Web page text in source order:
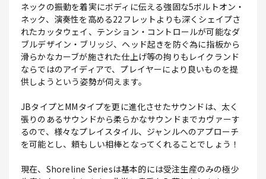
ネックの振動を着実にボディに伝える強固な5ボルトオン・
ネック、演奏性を高める22フレットよりも深くシェイプさ
れたカッタウェイ、テンション・コントロールが可能なダ
ブルデザイン・ブリッジ、ヘッド起きを防ぐ為に指板から
滑らかなカーブが施された仕上げ等の拘りもレイクランド
ならではのアイディアで、プレイヤーにより良いものを提
供しようという姿勢が伺えます。
JBタイプとMMタイプを更に進化させたサウンドは、太く
張りのあるサウンドから柔らかなサウンドまでカヴァーす
るので、様々なプレイスタイル、ジャンルへのアプローチ
を可能とし、頼もしい相棒となってくれることでしょう！
現在、Shoreline Seriesは基本的には受注生産のみの極少